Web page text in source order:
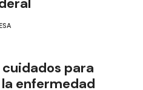
para
enfermedad